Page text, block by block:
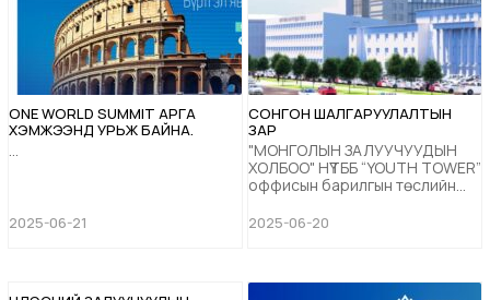
ONE WORLD SUMMIT АРГА
ХЭМЖЭЭНД УРЬЖ БАЙНА.
...
2025-06-21
СОНГОН ШАЛГАРУУЛАЛТЫН
ЗАР
"МОНГОЛЫН ЗАЛУУЧУУДЫН
ХОЛБОО" НҮТББ “YOUTH TOWER”
оффисын барилгын төслийн
Өсвөр үе, залуучуудад
боловсруулж, барилга
2025-06-20